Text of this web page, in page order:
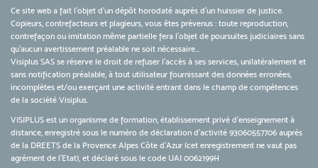
Ce site web a fait l'objet d'un dépôt horodaté auprès d'un huissier de justice.
Copieurs, contrefacteurs et plagieurs, vous êtes prévenus : toute reproduction,
contrefaçon ou imitation même partielle fera l'objet de poursuites judiciaires sans
qu’aucun avertissement préalable ne soit nécessaire...
Visiplus SAS se réserve le droit de refuser l'accès à ses services, unilatéralement et
sans notification préalable, à tout utilisateur fournissant des données erronées,
incomplètes et/ou exerçant une activité entrant dans le champ de compétences
de la société Visiplus.
VISIPLUS est un organisme de formation, établissement privé d’enseignement à
distance, enregistré sous le numéro de déclaration d’activité 93060557706 auprès
de la DREETS de la Provence Alpes Côte d’Azur (cet enregistrement ne vaut pas
agrément de l’Etat), et déclaré sous le code UAI 0062199H